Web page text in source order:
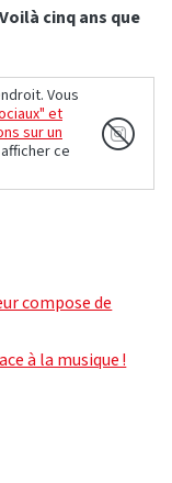
Voilà cinq ans que
Vous
et
sur un
ce
compose de
à la musique !